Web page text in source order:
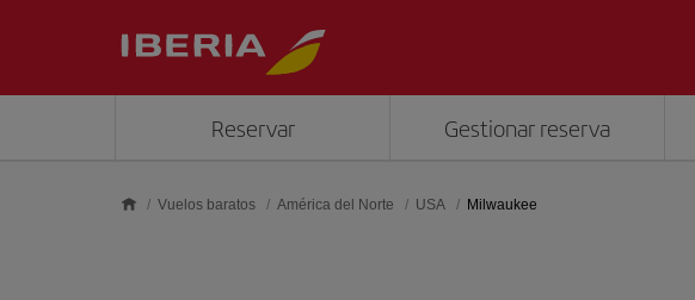
Reservar Gestionar reserva
Vuelos baratos América del Norte USA Milwaukee